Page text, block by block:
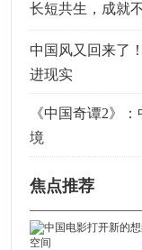
长短共生，成就
中国风又回来了
进现实
《中国奇谭2》
境
焦点推荐